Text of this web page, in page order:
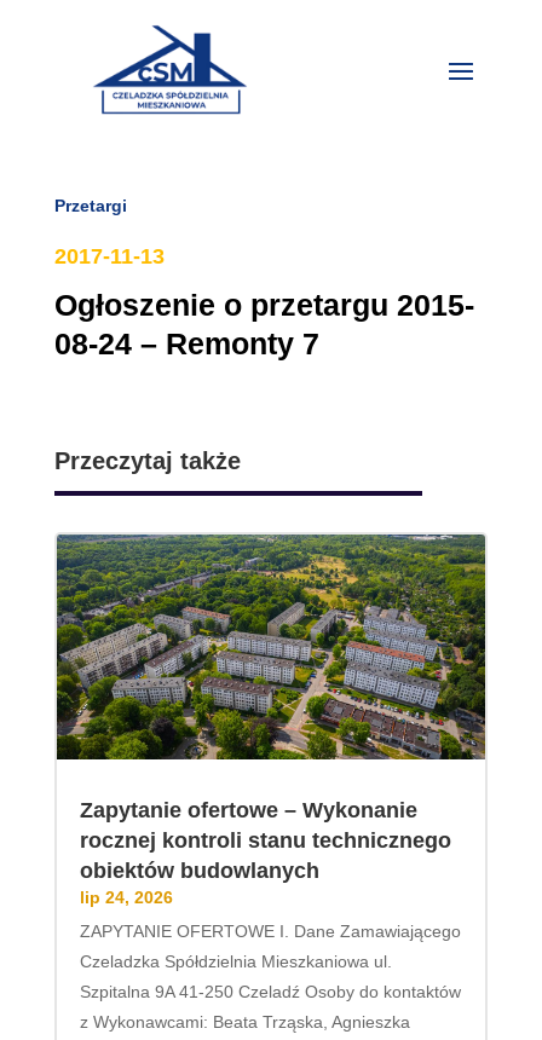
Przetargi
2017-11-13
Ogłoszenie o przetargu 2015-
08-24 – Remonty 7
Przeczytaj także
Zapytanie ofertowe – Wykonanie
rocznej kontroli stanu technicznego
obiektów budowlanych
lip 24, 2026
ZAPYTANIE OFERTOWE I. Dane Zamawiającego
Czeladzka Spółdzielnia Mieszkaniowa ul.
Szpitalna 9A 41-250 Czeladź Osoby do kontaktów
z Wykonawcami: Beata Trząska, Agnieszka